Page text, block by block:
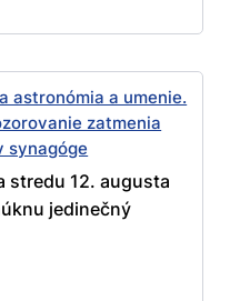
astronómia a umenie.
zatmenia
synagóge
stredu 12. augusta
jedinečný